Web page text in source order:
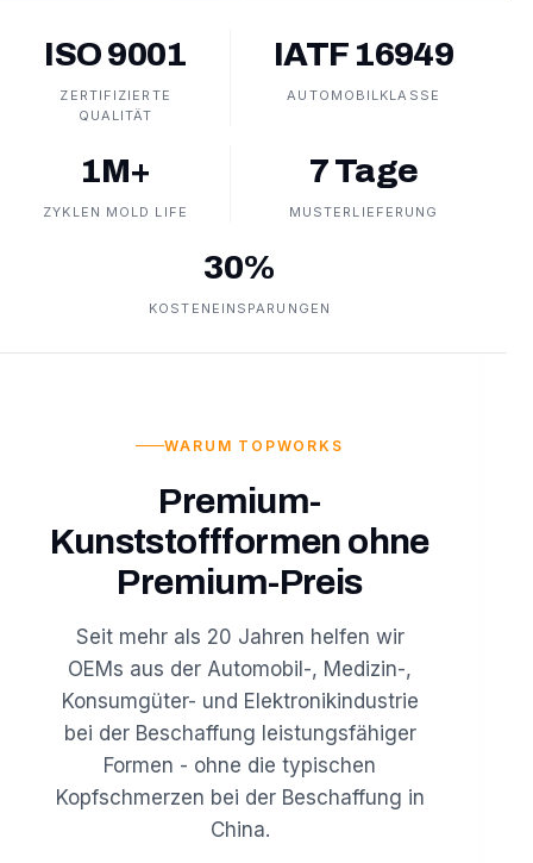
ISO 9001
ZERTIFIZIERTE
QUALITÄT
IATF 16949
AUTOMOBILKLASSE
1M+
ZYKLEN MOLD LIFE
7 Tage
MUSTERLIEFERUNG
30%
KOSTENEINSPARUNGEN
WARUM TOPWORKS
Premium-
Kunststoffformen ohne
Premium-Preis
Seit mehr als 20 Jahren helfen wir
OEMs aus der Automobil-, Medizin-,
Konsumgüter- und Elektronikindustrie
bei der Beschaffung leistungsfähiger
Formen - ohne die typischen
Kopfschmerzen bei der Beschaffung in
China.